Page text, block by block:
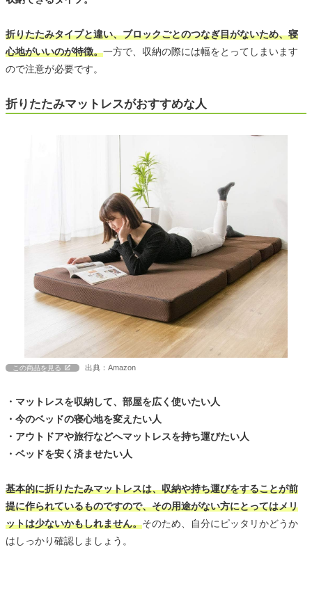
折りたたみタイプと違い、ブロックごとのつなぎ目がないため、寝
心地がいいのが特徴。一方で、収納の際には幅をとってしまいます
ので注意が必要です。
折りたたみマットレスがおすすめな人
この商品を見る 出典：Amazon
・マットレスを収納して、部屋を広く使いたい人
・今のベッドの寝心地を変えたい人
・アウトドアや旅行などへマットレスを持ち運びたい人
・ベッドを安く済ませたい人
基本的に折りたたみマットレスは、収納や持ち運びをすることが前
提に作られているものですので、その用途がない方にとってはメリ
ットは少ないかもしれません。そのため、自分にピッタリかどうか
はしっかり確認しましょう。